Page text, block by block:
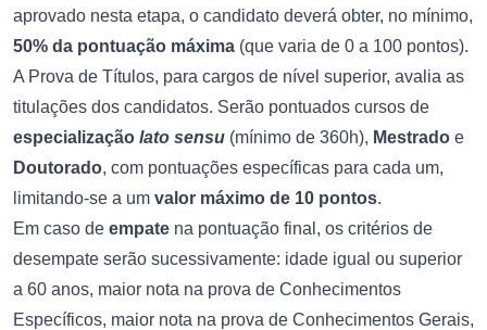
aprovado nesta etapa, o candidato deverá obter, no mínimo,
50% da pontuação máxima (que varia de 0 a 100 pontos).
A Prova de Títulos, para cargos de nível superior, avalia as
titulações dos candidatos. Serão pontuados cursos de
especialização lato sensu (mínimo de 360h), Mestrado e
Doutorado, com pontuações específicas para cada um,
limitando-se a um valor máximo de 10 pontos.
Em caso de empate na pontuação final, os critérios de
desempate serão sucessivamente: idade igual ou superior
a 60 anos, maior nota na prova de Conhecimentos
Específicos, maior nota na prova de Conhecimentos Gerais,